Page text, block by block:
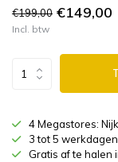
€199,00 €149,00
Incl. btw
4 Megastores:
3 tot 5
Gratis af te halen